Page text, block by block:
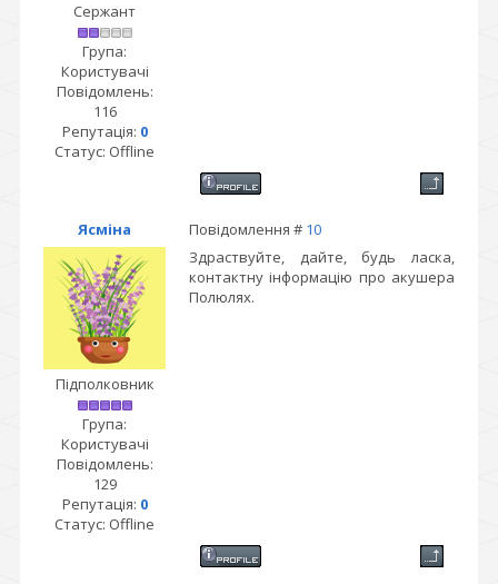
Сержант
Група:
Користувачі
Повідомлень:
116
Репутація: 0
Статус: Offline
Ясміна Повідомлення # 10
Підполковник
Група:
Користувачі
Повідомлень:
129
Репутація: 0
Статус: Offline
Здраствуйте, дайте, будь ласка,
контактну інформацію про акушера
Полюлях.